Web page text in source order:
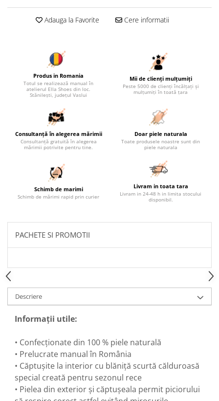
Adauga la Favorite Cere informatii
Produs in Romania
Totul se realizează manual în
atelierul Ella Shoes din loc.
Stănilești, județul Vaslui
Mii de clienți mulțumiți
Peste 5000 de clienți încălțați și
mulțumiți în toată țara
Consultanță în alegerea mărimii
Consultanță gratuită în alegerea
mărimii potrivite pentru tine.
Doar piele naturala
Toate produsele noastre sunt din
piele naturala
Schimb de marimi
Schimb de mărimi rapid prin curier
Livram in toata tara
Livram in 24-48 h in limita stocului
disponibil.
PACHETE SI PROMOTII
Descriere
Informații utile:
• Confecționate din 100 % piele naturală
• Prelucrate manual în România
• Căptușite la interior cu blăniță scurtă călduroasă
special creată pentru sezonul rece
• Pielea din exterior și căptușeala permit piciorului